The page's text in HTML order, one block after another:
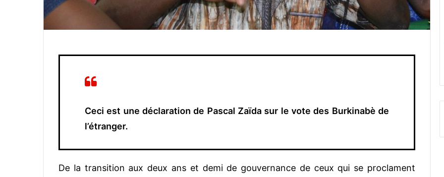
Ceci est une déclaration de Pascal Zaïda sur le vote des Burkinabè de
l’étranger.
De la transition aux deux ans et demi de gouvernance de ceux qui se proclament